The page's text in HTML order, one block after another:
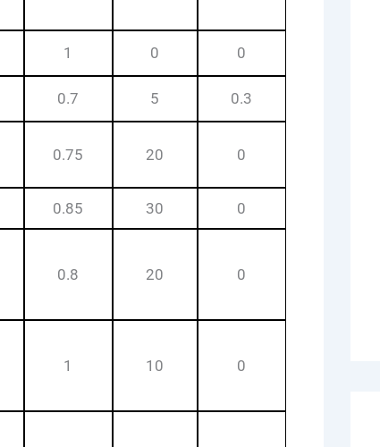
1 0 0
0.7 5 0.3
0.75 20 0
0.85 30 0
0.8 20 0
1 10 0